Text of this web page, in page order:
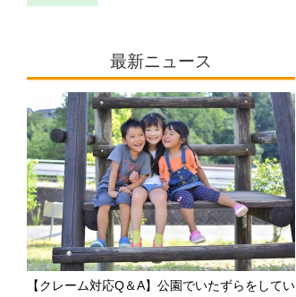
最新ニュース
【クレーム対応Q＆A】公園でいたずらをしてい